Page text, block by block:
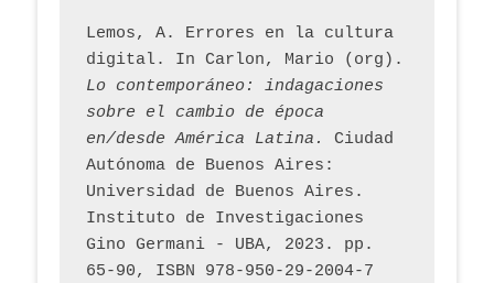
Lemos, A. Errores en la cultura
Lo contemporáneo: indagaciones
sobre el cambio de época
en/desde América Latina.
Ciudad
Autónoma de Buenos Aires:
Universidad de Buenos Aires.
Instituto de Investigaciones
Gino Germani - UBA, 2023. pp.
65-90, ISBN 978-950-29-2004-7